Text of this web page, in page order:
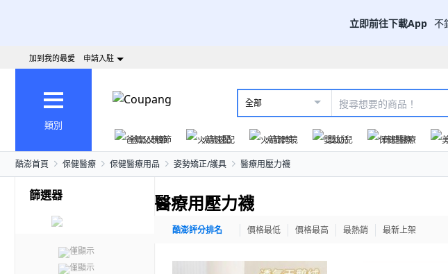
立即前往下載App 不
加到我的最愛 申請入駐
類別
全部
爸氣父親節
火箭速配 火箭跨境 嬰幼兒 保健醫療
酷澎首頁 保健醫療 保健醫療用品 姿勢矯正/護具 醫療用壓力襪
篩選器
僅顯示
僅顯示
醫療用壓力襪
酷澎評分排名 價格最低 價格最高 最熱銷 最新上架